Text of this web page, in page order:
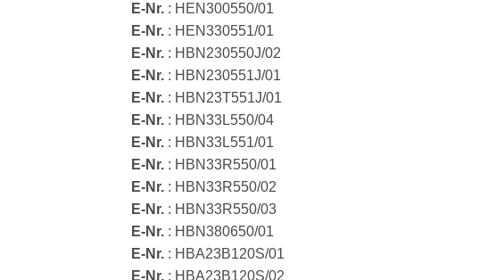
E-Nr. : HEN300550/01
E-Nr. : HEN330551/01
E-Nr. : HBN230550J/02
E-Nr. : HBN230551J/01
E-Nr. : HBN23T551J/01
E-Nr. : HBN33L550/04
E-Nr. : HBN33L551/01
E-Nr. : HBN33R550/01
E-Nr. : HBN33R550/02
E-Nr. : HBN33R550/03
E-Nr. : HBN380650/01
E-Nr. : HBA23B120S/01
E-Nr. : HBA23B120S/02